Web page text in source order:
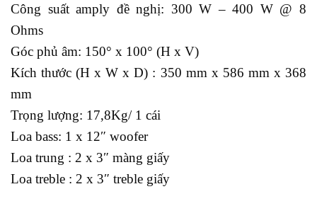
Công suất amply đề nghị: 300 W – 400 W @ 8
Ohms
Góc phủ âm: 150° x 100° (H x V)
Kích thước (H x W x D) : 350 mm x 586 mm x 368
mm
Trọng lượng: 17,8Kg/ 1 cái
Loa bass: 1 x 12″ woofer
Loa trung : 2 x 3″ màng giấy
Loa treble : 2 x 3″ treble giấy